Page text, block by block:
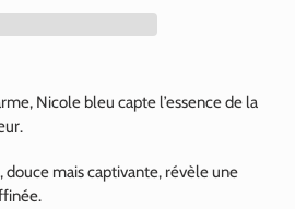
Nicole bleu capte l’essence de la
mais captivante, révèle une